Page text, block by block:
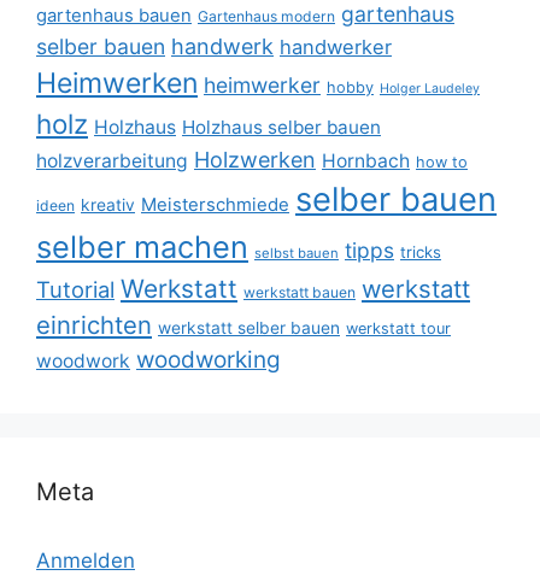
gartenhaus bauen Gartenhaus modern gartenhaus
selber bauen handwerk handwerker
Heimwerken heimwerker hobby Holger Laudeley
holz Holzhaus Holzhaus selber bauen
holzverarbeitung Holzwerken Hornbach how to
ideen kreativ Meisterschmiede selber bauen
selber machen selbst bauen tipps tricks
Tutorial Werkstatt werkstatt bauen werkstatt
einrichten werkstatt selber bauen werkstatt tour
woodwork woodworking
Meta
Anmelden